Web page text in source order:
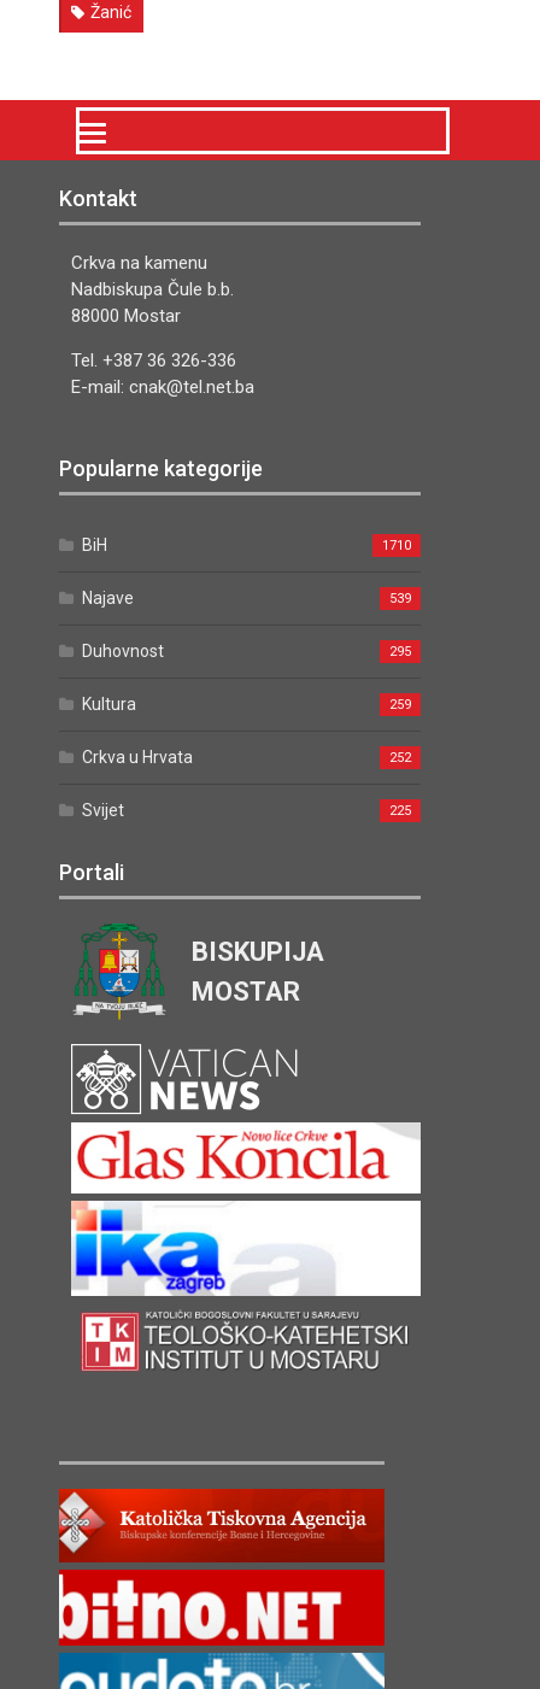
Žanić
Kontakt
Crkva na kamenu
Nadbiskupa Čule b.b.
88000 Mostar
Tel. +387 36 326-336
E-mail: cnak@tel.net.ba
Popularne kategorije
BiH 1710
Najave 539
Duhovnost 295
Kultura 259
Crkva u Hrvata 252
Svijet 225
Portali
BISKUPIJA
MOSTAR